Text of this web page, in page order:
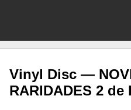
Vinyl Disc —
RARIDADES 2 de